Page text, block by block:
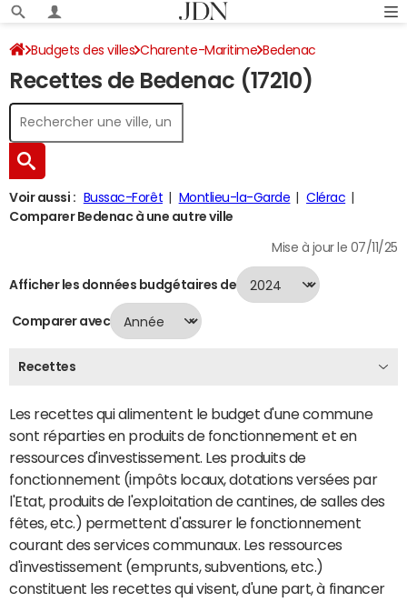
Budgets des villes Charente-Maritime Bedenac
Recettes 2024
Recettes de Bedenac (17210)
Voir aussi : Bussac-Forêt Montlieu-la-Garde
Clérac
Comparer Bedenac à une autre ville
Mise à jour le 07/11/25
Afficher les données budgétaires de
Comparer avec
Recettes
Les recettes qui alimentent le budget d'une commune
sont réparties en produits de fonctionnement et en
ressources d'investissement. Les produits de
fonctionnement (impôts locaux, dotations versées par
l'Etat, produits de l'exploitation de cantines, de salles des
fêtes, etc.) permettent d'assurer le fonctionnement
courant des services communaux. Les ressources
d'investissement (emprunts, subventions, etc.)
constituent les recettes qui visent, d'une part, à financer